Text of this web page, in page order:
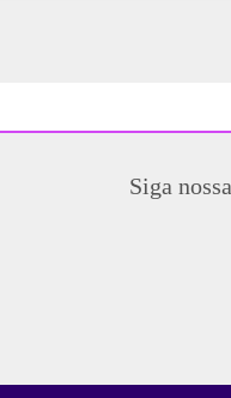
Siga